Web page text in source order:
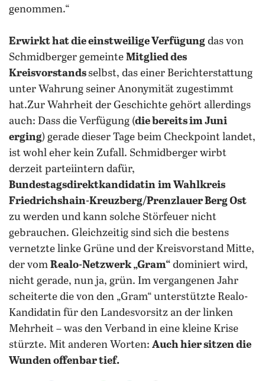
genommen.“
Erwirkt hat die einstweilige Verfügung das von
Schmidberger gemeinte Mitglied des
Kreisvorstandsselbst, das einer Berichterstattung
unter Wahrung seiner Anonymität zugestimmt
hat.Zur Wahrheit der Geschichte gehört allerdings
auch: Dass die Verfügung (die bereits im Juni
erging) gerade dieser Tage beim Checkpoint landet,
ist wohl eher kein Zufall. Schmidberger wirbt
derzeit parteiintern dafür,
Bundestagsdirektkandidatin im Wahlkreis
Friedrichshain-Kreuzberg/Prenzlauer Berg Ost
zu werden und kann solche Störfeuer nicht
gebrauchen. Gleichzeitig sind sich die bestens
vernetzte linke Grüne und der Kreisvorstand Mitte,
der vom Realo-Netzwerk „Gram“ dominiert wird,
nicht gerade, nun ja, grün. Im vergangenen Jahr
scheiterte die von den „Gram“ unterstützte Realo-
Kandidatin für den Landesvorsitz an der linken
Mehrheit – was den Verband in eine kleine Krise
stürzte. Mit anderen Worten: Auch hier sitzen die
Wunden offenbar tief.